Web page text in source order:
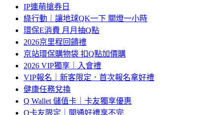
IP連萌搶券日
綠行動｜讓地球QK一下 關燈一小時
環保E消費 月月抽Q點
2026京里程回饋禮
京站環保購物袋 扣Q點加價購
2026 VIP獨享｜入會禮
VIP報名｜新客限定．首次報名拿好禮
健康任務兌換
Q Wallet 儲值卡｜卡友獨享優惠
Q卡友限定｜開通好禮享不完